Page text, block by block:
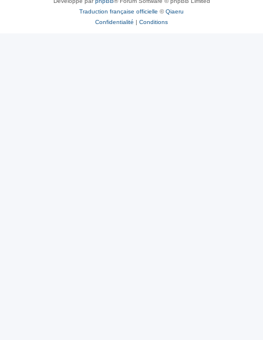
Traduction française officielle ©Qiaeru
Confidentialité | Conditions